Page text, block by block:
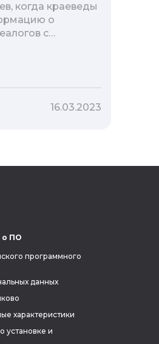
когда краеведы
о
с
и такого
не
архиве
16.03.2023
о ПО
программного
данных
характеристики
установке и